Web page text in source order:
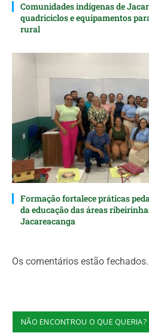
Comunidades indígenas de
quadriciclos e equipamentos
rural
Formação fortalece práticas
da educação das áreas
Jacareacanga
Os comentários estão fechados.
NÃO ENCONTROU O QUE QUERIA?